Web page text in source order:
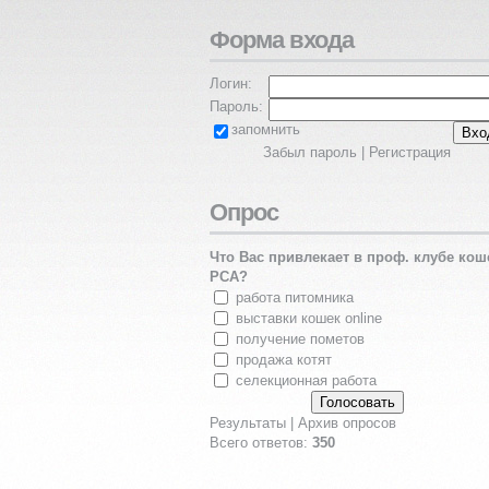
Форма входа
Логин:
Пароль:
запомнить
Забыл пароль
Регистрация
Опрос
Что Вас привлекает в проф. клубе
PCA?
работа питомника
выставки кошек online
получение пометов
продажа котят
селекционная работа
Результаты
Архив опросов
Всего ответов: 350